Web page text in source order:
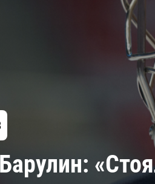
Амур
Барыс
Салават